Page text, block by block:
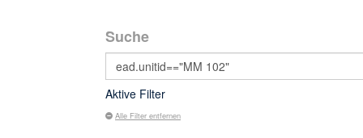
Suche
Aktive Filter
Alle Filter entfernen